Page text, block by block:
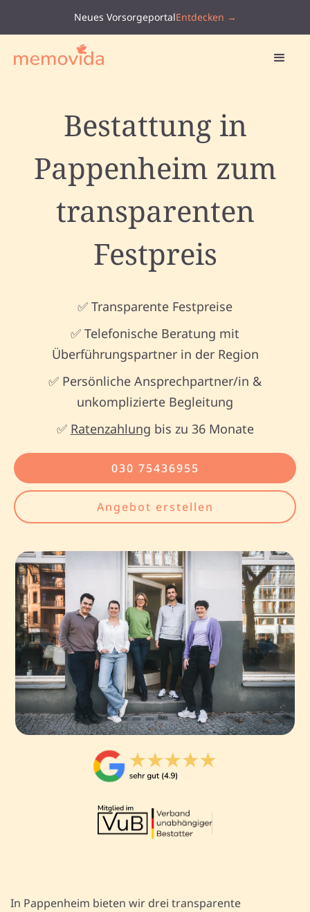
Neues VorsorgeportalEntdecken →
Bestattung in
Pappenheim zum
transparenten
Festpreis
✅ Transparente Festpreise
✅ Telefonische Beratung mit
Überführungspartner in der Region
✅ Persönliche Ansprechpartner/in &
unkomplizierte Begleitung
✅ Ratenzahlung bis zu 36 Monate
030 75436955
Angebot erstellen
In Pappenheim bieten wir drei transparente